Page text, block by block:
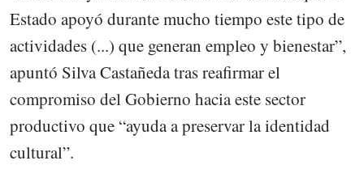
Estado apoyó durante mucho tiempo este tipo de
actividades (...) que generan empleo y bienestar”,
apuntó Silva Castañeda tras reafirmar el
compromiso del Gobierno hacia este sector
productivo que “ayuda a preservar la identidad
cultural”.